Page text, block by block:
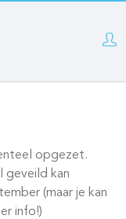
opgezet.
geveild kan
(maar je kan
info!)